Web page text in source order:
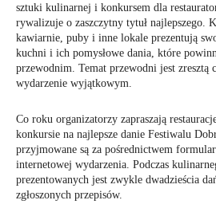
sztuki kulinarnej i konkursem dla
rywalizuje o zaszczytny tytuł najlepszego.
kawiarnie, puby i inne lokale prezentują
kuchni i ich pomysłowe dania, które
przewodnim. Temat przewodni jest zresztą
wydarzenie wyjątkowym.
Co roku organizatorzy zapraszają
konkursie na najlepsze danie Festiwalu
przyjmowane są za pośrednictwem
internetowej wydarzenia. Podczas
prezentowanych jest zwykle dwadzieścia
zgłoszonych przepisów.